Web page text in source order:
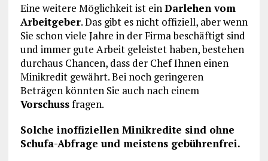
Eine weitere Möglichkeit ist einDarlehen vom
Arbeitgeber. Das gibt es nicht offiziell, aber wenn
Sie schon viele Jahre in der Firma beschäftigt sind
und immer gute Arbeit geleistet haben, bestehen
durchaus Chancen, dass der Chef Ihnen einen
Minikredit gewährt. Bei noch geringeren
Beträgen könnten Sie auch nach einem
Vorschussfragen.
Solche inoffiziellen Minikredite sind ohne
Schufa-Abfrage und meistens gebührenfrei.